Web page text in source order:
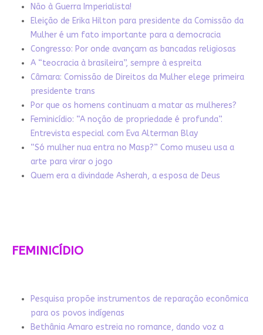
Não à Guerra Imperialista!
Eleição de Erika Hilton para presidente da Comissão da
Mulher é um fato importante para a democracia
Congresso: Por onde avançam as bancadas religiosas
A “teocracia à brasileira”, sempre à espreita
Câmara: Comissão de Direitos da Mulher elege primeira
presidente trans
Por que os homens continuam a matar as mulheres?
Feminicídio: “A noção de propriedade é profunda”.
Entrevista especial com Eva Alterman Blay
“Só mulher nua entra no Masp?” Como museu usa a
arte para virar o jogo
Quem era a divindade Asherah, a esposa de Deus
FEMINICÍDIO
Pesquisa propõe instrumentos de reparação econômica
para os povos indígenas
Bethânia Amaro estreia no romance, dando voz a